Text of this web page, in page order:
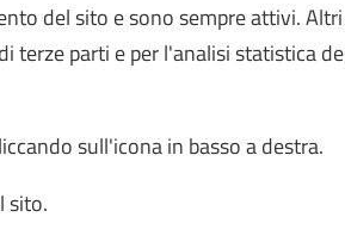
del sito e sono sempre attivi.
parti e per l'analisi statistica
sull'icona in basso a destra.
sito.